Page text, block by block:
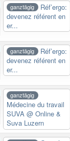
ganztägig
Réf’ergo:
devenez référent en
er...
ganztägig
Réf’ergo:
devenez référent en
er...
ganztägig
Médecine du travail
SUVA @ Online &
Suva Luzern